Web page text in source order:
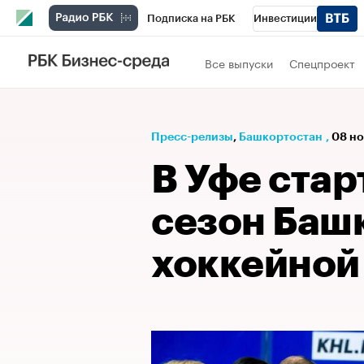
Подписка на РБК Инвестиции
РБК Вино
Проверка контрагентов
Все выпуски Спецпроект
Пресс-релизы⁠, Башкортостан , 08
В Уфе
сезон
хоккейной